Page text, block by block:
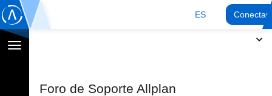
ES
Cambiar
Foro de Soporte Allplan